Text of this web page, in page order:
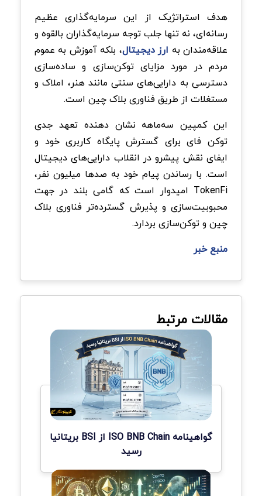
هدف استراتژیک از این سرمایه‌گذاری عظیم
رسانه‌ای، نه تنها جلب توجه سرمایه‌گذاران بالقوه و
علاقه‌مندان به ارز دیجیتال، بلکه آموزش به عموم
مردم در مورد مزایای توکن‌سازی و ساده‌سازی
دسترسی به دارایی‌های سنتی مانند هنر، املاک و
مستغلات از طریق فناوری بلاک چین است.
این کمپین سه‌ماهه نشان‌ دهنده تعهد جدی
توکن فای برای گسترش پایگاه کاربری خود و
ایفای نقش پیشرو در انقلاب دارایی‌های دیجیتال
است. با رساندن پیام خود به صدها میلیون نفر،
TokenFi امیدوار است که گامی بلند در جهت
محبوبیت‌سازی و پذیرش گسترده‌تر فناوری بلاک
چین و توکن‌سازی بردارد.
منبع خبر
مقالات مرتبط
گواهینامه ISO BNB Chain از BSI بریتانیا
رسید